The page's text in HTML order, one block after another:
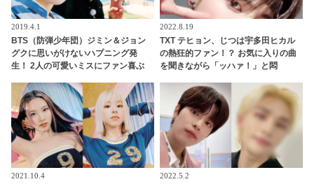
2019.4.1
BTS（防弾少年団）ジミン＆ジョン
グクに思いがけないハプニング発
生！ 2人の可愛いミスにファン喜ぶ
2022.8.19
TXT テヒョン、じつは宇多田ヒカル
の熱狂的ファン！？ お気に入りの曲
を聞きながら「ッハァ！」と悶
き入る彼の姿にファン爆笑「リアク
ションが完全にオタクｗｗ」
2021.10.4 2022.5.2